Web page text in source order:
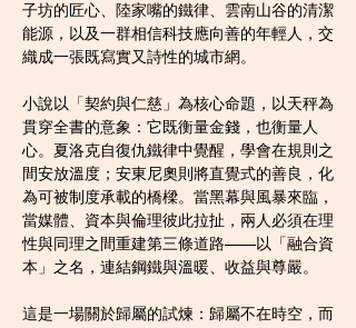
子坊的匠心、陸家嘴的鐵律、雲南山谷的清潔
能源，以及一群相信科技應向善的年輕人，交
織成一張既寫實又詩性的城市網。
小說以「契約與仁慈」為核心命題，以天秤為
貫穿全書的意象：它既衡量金錢，也衡量人
心。夏洛克自復仇鐵律中覺醒，學會在規則之
間安放溫度；安東尼奧則將直覺式的善良，化
為可被制度承載的橋樑。當黑幕與風暴來臨，
當媒體、資本與倫理彼此拉扯，兩人必須在理
性與同理之間重建第三條道路——以「融合資
本」之名，連結鋼鐵與溫暖、收益與尊嚴。
這是一場關於歸屬的試煉：歸屬不在時空，而